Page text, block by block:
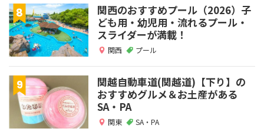
関西のおすすめプール（2026）子
ども用・幼児用・流れるプール・
スライダーが満載！
関西 プール
関越自動車道(関越道)【下り】の
おすすめグルメ＆お土産がある
SA・PA
関東 SA・PA